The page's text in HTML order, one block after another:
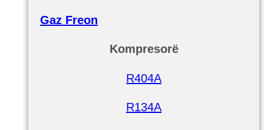
Gaz Freon
Kompresorë
R404A
R134A